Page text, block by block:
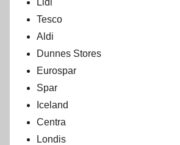
o
1
s
y
Tesco
Aldi
Dunnes Stores
Eurospar
Spar
Iceland
Centra
Londis